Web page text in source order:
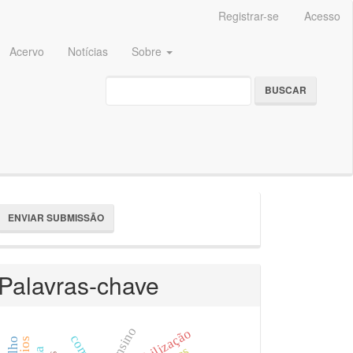
Registrar-se Acesso
Acervo Notícias Sobre
BUSCAR
ENVIAR SUBMISSÃO
Palavras-chave
ensino